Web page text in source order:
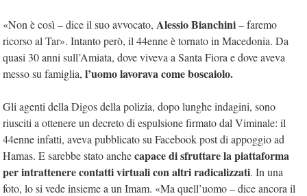
«Non è così – dice il suo avvocato, Alessio Bianchini– faremo
ricorso al Tar». Intanto però, il 44enne è tornato in Macedonia. Da
quasi 30 anni sull’Amiata, dove viveva a Santa Fiora e dove aveva
messo su famiglia, l’uomo lavorava come boscaiolo.
Gli agenti della Digos della polizia, dopo lunghe indagini, sono
riusciti a ottenere un decreto di espulsione firmato dal Viminale: il
44enne infatti, aveva pubblicato su Facebook post di appoggio ad
Hamas. E sarebbe stato anchecapace di sfruttare la piattaforma
per intrattenere contatti virtuali con altri radicalizzati. In una
foto, lo si vede insieme a un Imam. «Ma quell’uomo – dice ancora il